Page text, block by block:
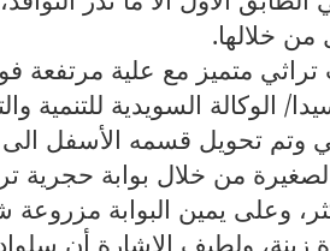
خلالها.
متميز مع علية مرتفعة
الوكالة السويدية للتنمية
وتم تحويل قسمه الأسفل الى
من خلال بوابة حجرية
وعلى يمين البوابة
ولطيف الاشارة أن